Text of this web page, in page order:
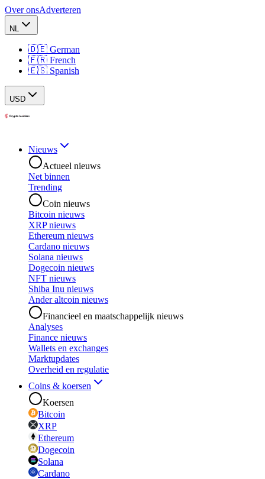
Over onsAdverteren
NL
🇩🇪 German
🇫🇷 French
🇪🇸 Spanish
USD
Nieuws
Actueel nieuws
Net binnen
Trending
Coin nieuws
Bitcoin nieuws
XRP nieuws
Ethereum nieuws
Cardano nieuws
Solana nieuws
Dogecoin nieuws
NFT nieuws
Shiba Inu nieuws
Ander altcoin nieuws
Financieel en maatschappelijk nieuws
Analyses
Finance nieuws
Wallets en exchanges
Marktupdates
Overheid en regulatie
Coins & koersen
Koersen
Bitcoin
XRP
Ethereum
Dogecoin
Solana
Cardano